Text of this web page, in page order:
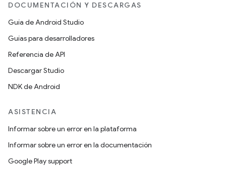
DOCUMENTACIÓN Y DESCARGAS
Guía de Android Studio
Guías para desarrolladores
Referencia de API
Descargar Studio
NDK de Android
ASISTENCIA
Informar sobre un error en la plataforma
Informar sobre un error en la documentación
Google Play support